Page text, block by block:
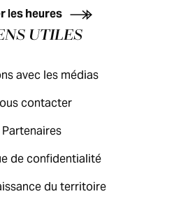
les heures
UTILES
avec les médias
contacter
Partenaires
de confidentialité
du territoire